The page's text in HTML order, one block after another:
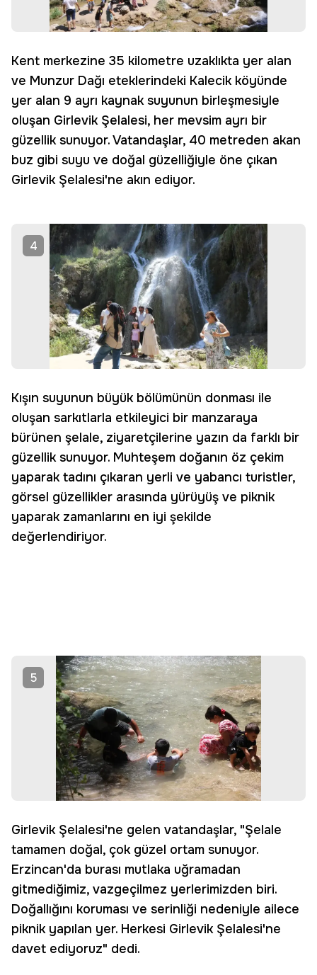
Kent merkezine 35 kilometre uzaklıkta yer alan
ve Munzur Dağı eteklerindeki Kalecik köyünde
yer alan 9 ayrı kaynak suyunun birleşmesiyle
oluşan Girlevik Şelalesi, her mevsim ayrı bir
güzellik sunuyor. Vatandaşlar, 40 metreden akan
buz gibi suyu ve doğal güzelliğiyle öne çıkan
Girlevik Şelalesi'ne akın ediyor.
4
Kışın suyunun büyük bölümünün donması ile
oluşan sarkıtlarla etkileyici bir manzaraya
bürünen şelale, ziyaretçilerine yazın da farklı bir
güzellik sunuyor. Muhteşem doğanın öz çekim
yaparak tadını çıkaran yerli ve yabancı turistler,
görsel güzellikler arasında yürüyüş ve piknik
yaparak zamanlarını en iyi şekilde
değerlendiriyor.
5
Girlevik Şelalesi'ne gelen vatandaşlar, "Şelale
tamamen doğal, çok güzel ortam sunuyor.
Erzincan'da burası mutlaka uğramadan
gitmediğimiz, vazgeçilmez yerlerimizden biri.
Doğallığını koruması ve serinliği nedeniyle ailece
piknik yapılan yer. Herkesi Girlevik Şelalesi'ne
davet ediyoruz" dedi.